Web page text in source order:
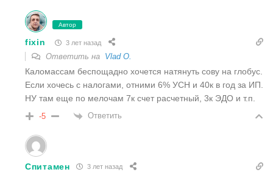
Автор
fixin 3 лет назад
Ответить на Vlad O.
Каломассам беспощадно хочется натянуть сову на глобус.
Если хочесь с налогами, отними 6% УСН и 40к в год за ИП.
НУ там еще по мелочам 7к счет расчетный, 3к ЭДО и т.п.
-5 Ответить
Спитамен 3 лет назад